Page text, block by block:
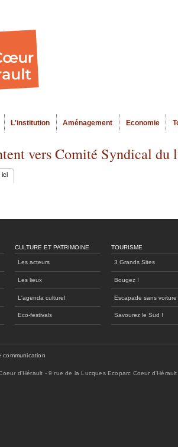
L'institution Aménagement Economie
vers Comité Syndical du
ici
CULTURE ET PATRIMOINE
Les acteurs
Les lieux
L'agenda culturel
Eco-festivals
TOURISME
3 Grands Sites
Bougez !
Escapade sans voiture
Savourez le Sud !
communication
d'Hérault - 9 rue de la Lucques Ecoparc Coeur